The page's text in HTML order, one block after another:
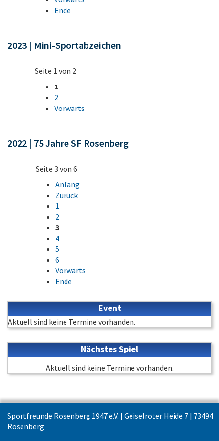
Ende
2023 | Mini-Sportabzeichen
Seite 1 von 2
1
2
Vorwärts
2022 | 75 Jahre SF Rosenberg
Seite 3 von 6
Anfang
Zurück
1
2
3
4
5
6
Vorwärts
Ende
Event
Aktuell sind keine Termine vorhanden.
Nächstes Spiel
Aktuell sind keine Termine vorhanden.
Sportfreunde Rosenberg 1947 e.V. | Geiselroter Heide 7 | 73494
Rosenberg